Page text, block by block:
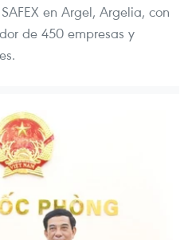
en Argel, Argelia, con
de 450 empresas y